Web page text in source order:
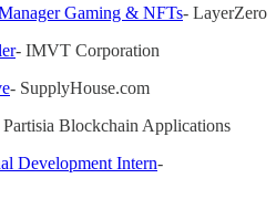
Gaming & NFTs- LayerZero
- IMVT Corporation
- SupplyHouse.com
Partisia Blockchain Applications
Development Intern-